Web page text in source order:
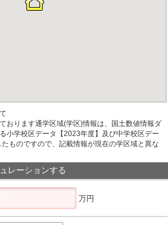
おります通学区域(学区)情報は、国土数値情報ダ
小学校区データ【2023年度】及び中学校区デー
ものですので、記載情報が現在の学区域と異な
レーションする
万円